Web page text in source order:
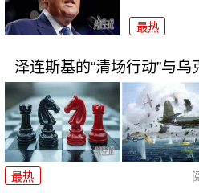
最热
泽连斯基的“清场行动”与乌
最热